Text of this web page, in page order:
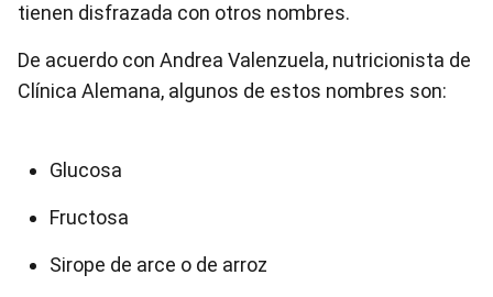
tienen disfrazada con otros nombres.
De acuerdo con Andrea Valenzuela, nutricionista de
Clínica Alemana, algunos de estos nombres son:
Glucosa
Fructosa
Sirope de arce o de arroz